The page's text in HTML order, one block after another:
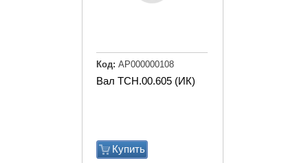
Вал ТСН.00.605 (ИК)
Купить
Код: АР000000108